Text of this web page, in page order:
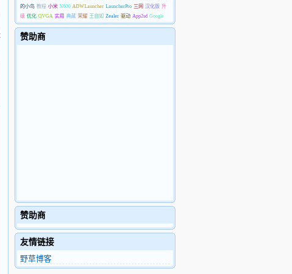
的小鸟 教程 小米 N600 ADWLauncher LauncherPro 三网 汉化版 升
级 优化 QVGA 实用 典藏 荣耀 王自如 Zealer 驱动 App2sd Google
赞助商
赞助商
友情链接
野草博客